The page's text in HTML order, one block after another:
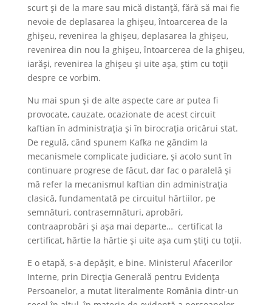
scurt și de la mare sau mică distanță, fără să mai fie
nevoie de deplasarea la ghișeu, întoarcerea de la
ghișeu, revenirea la ghișeu, deplasarea la ghișeu,
revenirea din nou la ghișeu, întoarcerea de la ghișeu,
iarăși, revenirea la ghișeu și uite așa, știm cu toții
despre ce vorbim.
Nu mai spun și de alte aspecte care ar putea fi
provocate, cauzate, ocazionate de acest circuit
kaftian în administrația și în birocrația oricărui stat.
De regulă, când spunem Kafka ne gândim la
mecanismele complicate judiciare, și acolo sunt în
continuare progrese de făcut, dar fac o paralelă și
mă refer la mecanismul kaftian din administrația
clasică, fundamentată pe circuitul hârtiilor, pe
semnături, contrasemnături, aprobări,
contraaprobări și așa mai departe… certificat la
certificat, hârtie la hârtie și uite așa cum știți cu toții.
E o etapă, s-a depășit, e bine. Ministerul Afacerilor
Interne, prin Direcția Generală pentru Evidența
Persoanelor, a mutat literalmente România dintr-un